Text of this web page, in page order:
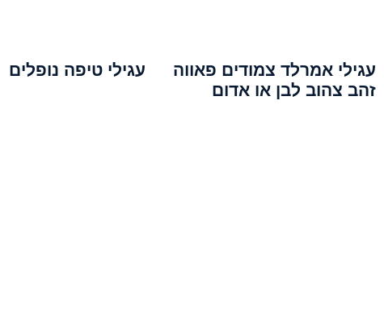
עגילי אמרלד צמודים פאווה
זהב צהוב לבן או אדום
עגילי טיפה נופלים